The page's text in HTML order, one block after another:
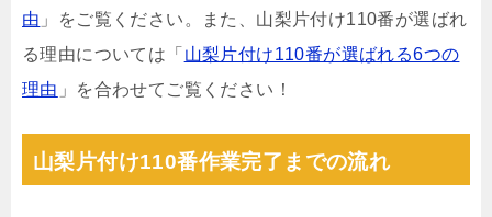
由 」をご覧ください。また、山梨片付け110番が選ばれ
る理由については「 山梨片付け110番が選ばれる6つの
理由 」を合わせてご覧ください！
山梨片付け110番作業完了までの流れ